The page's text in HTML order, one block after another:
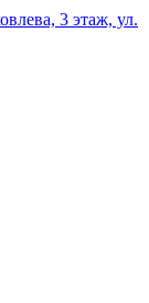
3 этаж, ул.